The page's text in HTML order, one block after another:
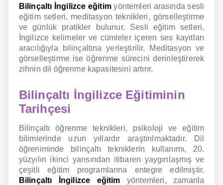
Bilinçaltı İngilizce eğitimyöntemleri arasında sesli
eğitim setleri, meditasyon teknikleri, görselleştirme
ve günlük pratikler bulunur. Sesli eğitim setleri,
İngilizce kelimeler ve cümleler içeren ses kayıtları
aracılığıyla bilinçaltına yerleştirilir. Meditasyon ve
görselleştirme ise öğrenme sürecini derinleştirerek
zihnin dil öğrenme kapasitesini artırır.
Bilinçaltı İngilizce Eğitiminin
Tarihçesi
Bilinçaltı öğrenme teknikleri, psikoloji ve eğitim
bilimlerinde uzun yıllardır araştırılmaktadır. Dil
öğreniminde bilinçaltı tekniklerin kullanımı, 20.
yüzyılın ikinci yarısından itibaren yaygınlaşmış ve
çeşitli eğitim programlarına entegre edilmiştir.
Bilinçaltı İngilizce eğitim yöntemleri, zamanla